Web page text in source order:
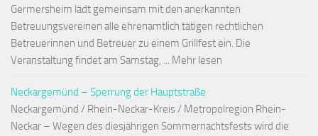
Germersheim lädt gemeinsam mit den anerkannten
Betreuungsvereinen alle ehrenamtlich tätigen rechtlichen
Betreuerinnen und Betreuer zu einem Grillfest ein. Die
Veranstaltung findet am Samstag, ... Mehr lesen
Neckargemünd – Sperrung der Hauptstraße
Neckargemünd / Rhein-Neckar-Kreis / Metropolregion Rhein-
Neckar – Wegen des diesjährigen Sommernachtsfests wird die